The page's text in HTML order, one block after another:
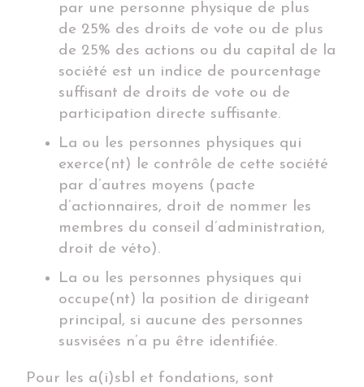
par une personne physique de plus
de 25% des droits de vote ou de plus
de 25% des actions ou du capital de la
société est un indice de pourcentage
suffisant de droits de vote ou de
participation directe suffisante.
La ou les personnes physiques qui
exerce(nt) le contrôle de cette société
par d’autres moyens (pacte
d’actionnaires, droit de nommer les
membres du conseil d’administration,
droit de véto).
La ou les personnes physiques qui
occupe(nt) la position de dirigeant
principal, si aucune des personnes
susvisées n’a pu être identifiée.
Pour les a(i)sbl et fondations, sont